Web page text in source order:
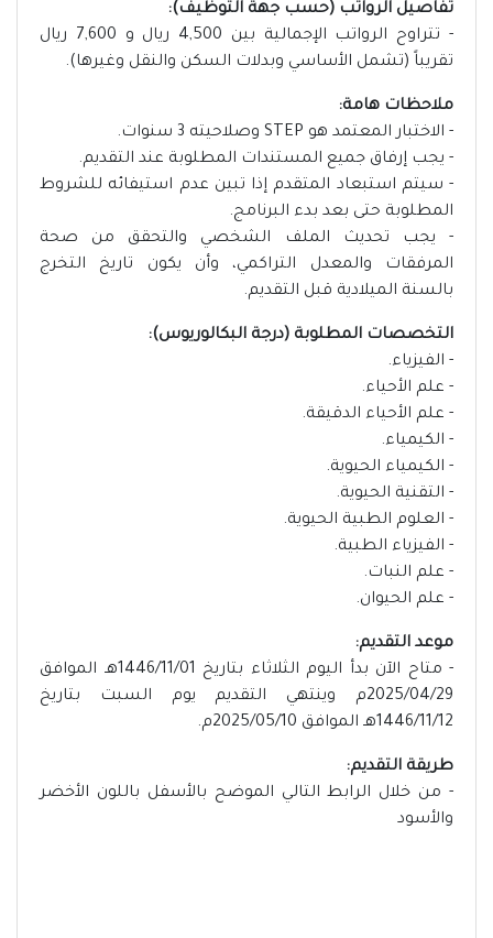
تفاصيل الرواتب (حسب جهة التوظيف):
- تتراوح الرواتب الإجمالية بين 4,500 ريال و 7,600 ريال
تقريباً (تشمل الأساسي وبدلات السكن والنقل وغيرها).
ملاحظات هامة:
- الاختبار المعتمد هو STEP وصلاحيته 3 سنوات.
- يجب إرفاق جميع المستندات المطلوبة عند التقديم.
- سيتم استبعاد المتقدم إذا تبين عدم استيفائه للشروط
المطلوبة حتى بعد بدء البرنامج.
- يجب تحديث الملف الشخصي والتحقق من صحة
المرفقات والمعدل التراكمي، وأن يكون تاريخ التخرج
بالسنة الميلادية قبل التقديم.
التخصصات المطلوبة (درجة البكالوريوس):
- الفيزياء.
- علم الأحياء.
- علم الأحياء الدقيقة.
- الكيمياء.
- الكيمياء الحيوية.
- التقنية الحيوية.
- العلوم الطبية الحيوية.
- الفيزياء الطبية.
- علم النبات.
- علم الحيوان.
موعد التقديم:
- متاح الآن بدأ اليوم الثلاثاء بتاريخ 1446/11/01هـ الموافق
2025/04/29م وينتهي التقديم يوم السبت بتاريخ
1446/11/12هـ الموافق 2025/05/10م.
طريقة التقديم:
- من خلال الرابط التالي الموضح بالأسفل باللون الأخضر
والأسود